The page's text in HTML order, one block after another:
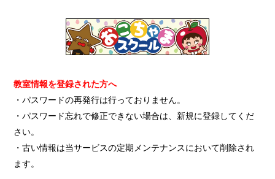
教室情報を登録された方へ
・パスワードの再発行は行っておりません。
・パスワード忘れで修正できない場合は、新規に登録してくだ
さい。
・古い情報は当サービスの定期メンテナンスにおいて削除され
ます。